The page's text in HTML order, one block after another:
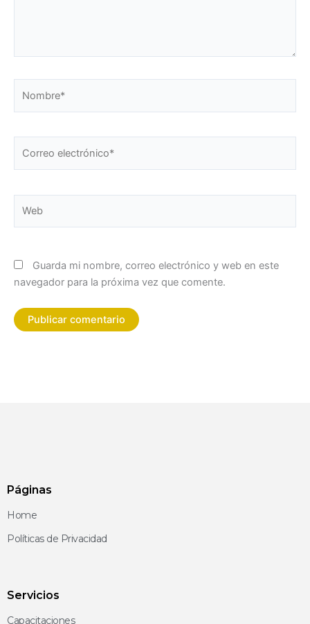
electrónico*
Guarda mi nombre, correo electrónico y web en este
navegador para la próxima vez que comente.
Páginas
Home
Políticas de Privacidad
Servicios
Capacitaciones